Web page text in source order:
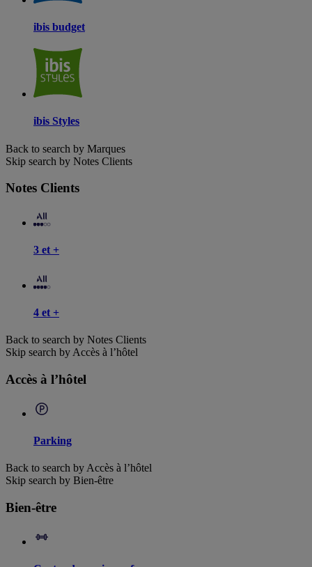
ibis budget
ibis Styles
Back to search by Marques
Skip search by Notes Clients
Notes Clients
3 et +
4 et +
Back to search by Notes Clients
Skip search by Accès à l’hôtel
Accès à l’hôtel
Parking
Back to search by Accès à l’hôtel
Skip search by Bien-être
Bien-être